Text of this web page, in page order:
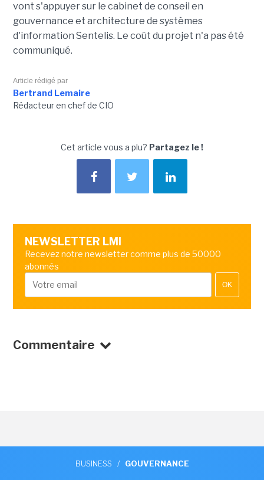
vont s'appuyer sur le cabinet de conseil en
gouvernance et architecture de systèmes
d'information Sentelis. Le coût du projet n'a pas été
communiqué.
Article rédigé par
Bertrand Lemaire
Rédacteur en chef de CIO
Cet article vous a plu? Partagez le !
NEWSLETTER LMI
Recevez notre newsletter comme plus de 50000
abonnés
OK
Commentaire
BUSINESS / GOUVERNANCE